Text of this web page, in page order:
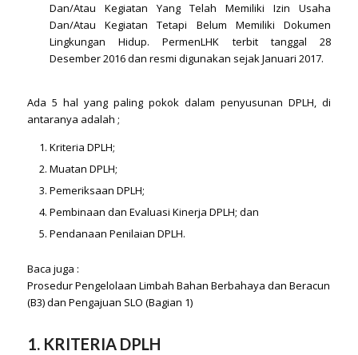
Dan/Atau Kegiatan Yang Telah Memiliki Izin Usaha
Dan/Atau Kegiatan Tetapi Belum Memiliki Dokumen
Lingkungan Hidup. PermenLHK terbit tanggal 28
Desember 2016 dan resmi digunakan sejak Januari 2017.
Ada 5 hal yang paling pokok dalam penyusunan DPLH, di
antaranya adalah ;
Kriteria DPLH;
Muatan DPLH;
Pemeriksaan DPLH;
Pembinaan dan Evaluasi Kinerja DPLH; dan
Pendanaan Penilaian DPLH.
Baca juga :
Prosedur Pengelolaan Limbah Bahan Berbahaya dan Beracun
(B3) dan Pengajuan SLO (Bagian 1)
1. KRITERIA DPLH